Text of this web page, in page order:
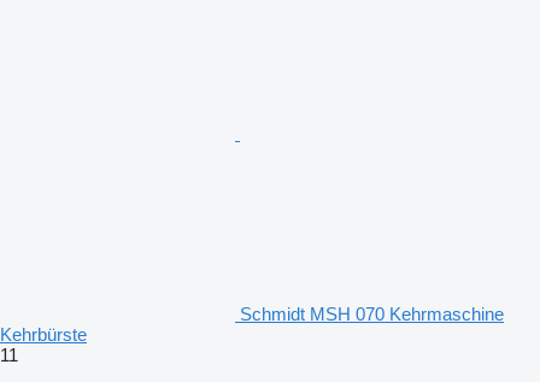
Schmidt MSH 070 Kehrmaschine
Kehrbürste
11